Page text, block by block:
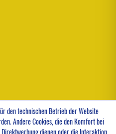
den technischen Betrieb der Website
Andere Cookies, die den Komfort bei
dienen oder die Interaktion